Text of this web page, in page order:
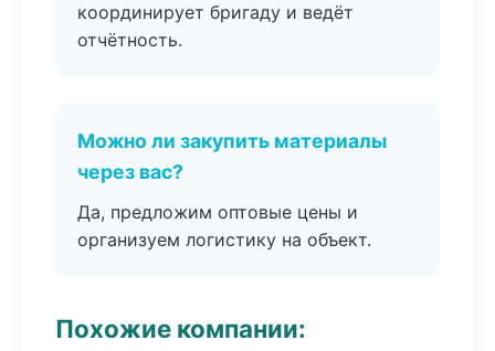
координирует бригаду и ведёт
отчётность.
Можно ли закупить материалы
через вас?
Да, предложим оптовые цены и
организуем логистику на объект.
Похожие компании: